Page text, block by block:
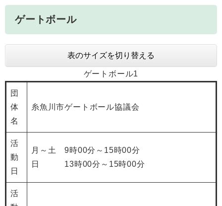
ゲートボール
表のサイズを切り替える
ゲートボール1
団
体
名
糸魚川市ゲートボール協議会
活
動
日
月～土 9時00分～15時00分
日 13時00分～15時00分
活